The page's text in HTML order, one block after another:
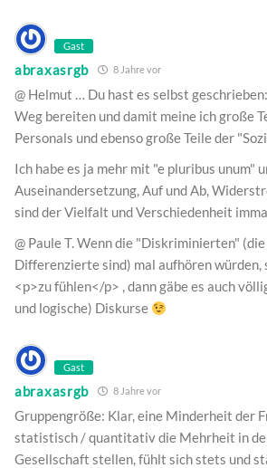
Gast
abraxasrgb 8 Jahre vor
@ Helmut … Du hast es selbst
Weg bereiten und damit meine ich große
Personals und ebenso große Teile der
Ich habe es ja mehr mit "e pluribus unum"
Auseinandersetzung, Auf und Ab,
sind der Vielfalt und Verschiedenheit
@ Paule T. Wenn die "Diskriminierten"
Differenzierte sind) mal aufhören
<p>zu fühlen</p> , dann gäbe es auch
und logische) Diskurse
Gast
abraxasrgb 8 Jahre vor
Gruppengröße: Klar, eine Minderheit der
statistisch / quantitativ die Mehrheit in
Gesellschaft stellen, fühlt sich stets und